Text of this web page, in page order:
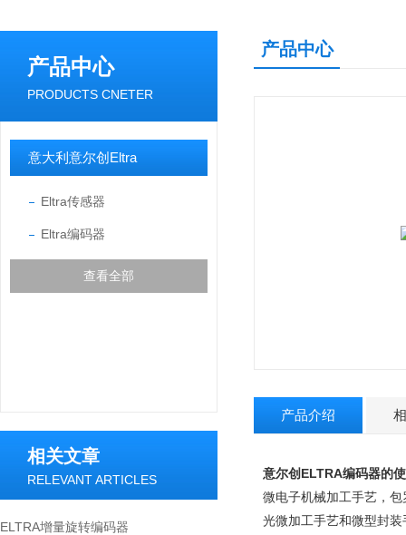
产品中心
PRODUCTS CNETER
意大利意尔创Eltra
Eltra传感器
Eltra编码器
查看全部
相关文章
RELEVANT ARTICLES
ELTRA增量旋转编码器
产品中心
产品介绍
意尔创ELTRA编码器的
微电子机械加工手艺，
光微加工手艺和微型封